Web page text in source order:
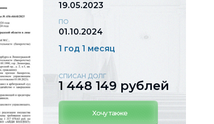
19.05.2023
01.10.2024
ПО
1 год 1 месяц
1 448 149 рублей
СПИСАН ДОЛГ
Хочу также